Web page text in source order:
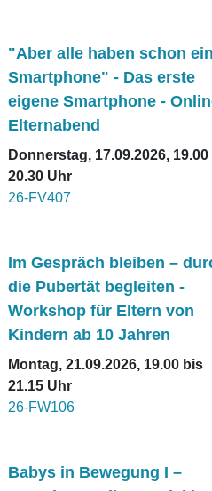
"Aber alle haben schon ein
Smartphone" - Das erste
eigene Smartphone -
Elternabend
Donnerstag, 17.09.2026, 19.00
20.30 Uhr
26-FV407
Im Gespräch bleiben –
die Pubertät begleiten -
Workshop für Eltern von
Kindern ab 10 Jahren
Montag, 21.09.2026, 19.00 bis
21.15 Uhr
26-FW106
Babys in Bewegung I –